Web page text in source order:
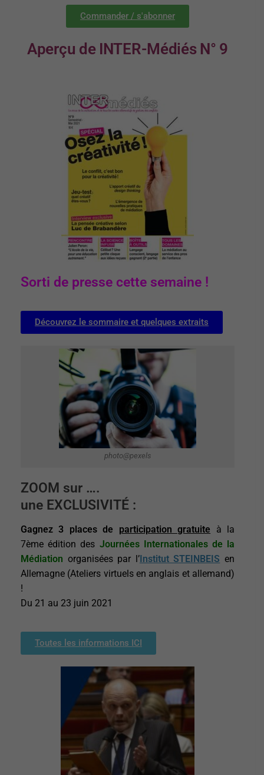
Commander / s'abonner
Aperçu de INTER-Médiés N° 9
Sorti de presse cette semaine !
Découvrez le sommaire et quelques extraits
photo@pexels
ZOOM sur ….
une EXCLUSIVITÉ :
Gagnez 3 places de participation gratuite à la
7ème édition des Journées Internationales de la
Médiation organisées par l’Institut STEINBEIS en
Allemagne (Ateliers virtuels en anglais et allemand)
!
Du 21 au 23 juin 2021
Toutes les informations ICI